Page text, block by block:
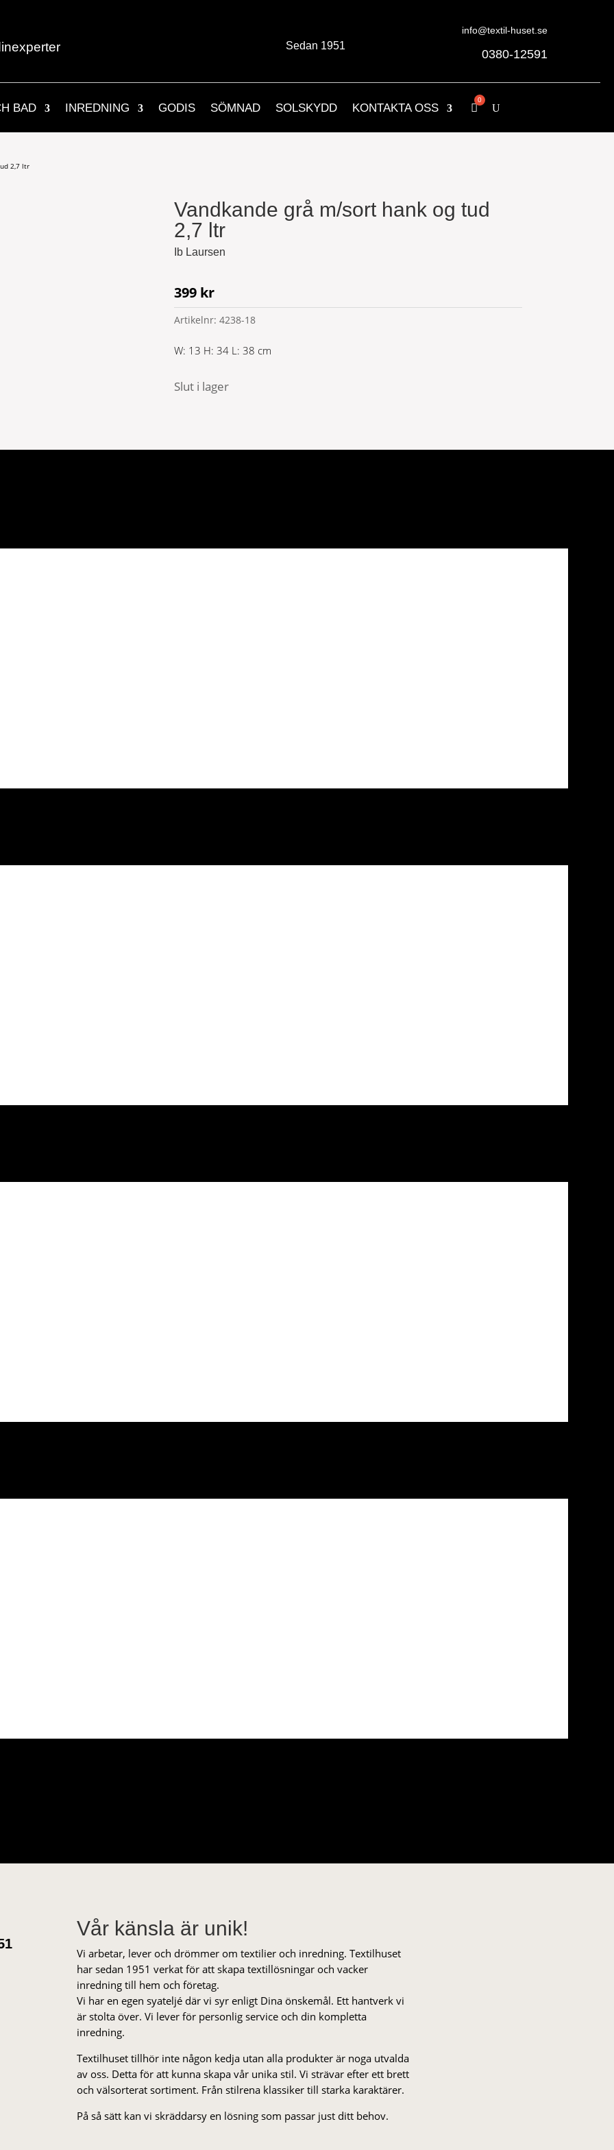
Sedan 1951
info@textil-huset.se
0380-12591
BAD INREDNING GODIS SÖMNAD SOLSKYDD KONTAKTA OSS
2,7 ltr
Vandkande grå m/sort hank og tud
2,7 ltr
Ib Laursen
399 kr
Artikelnr: 4238-18
W: 13 H: 34 L: 38 cm
Slut i lager
Vår känsla är unik!
Vi arbetar, lever och drömmer om textilier och inredning. Textilhuset
har sedan 1951 verkat för att skapa textillösningar och vacker
inredning till hem och företag.
Vi har en egen syateljé där vi syr enligt Dina önskemål. Ett hantverk vi
är stolta över. Vi lever för personlig service och din kompletta
inredning.
Textilhuset tillhör inte någon kedja utan alla produkter är noga utvalda
av oss. Detta för att kunna skapa vår unika stil. Vi strä­var efter ett brett
och välsorterat sor­ti­ment. Från stil­rena klas­siker till starka karaktärer.
På så sätt kan vi skräddarsy en lösning som passar just ditt behov.